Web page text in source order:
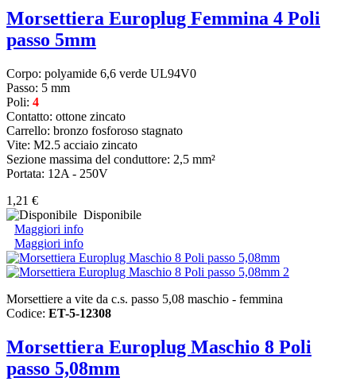
Morsettiera Europlug Femmina 4 Poli
passo 5mm
Corpo: polyamide 6,6 verde UL94V0
Passo: 5 mm
Poli: 4
Contatto: ottone zincato
Carrello: bronzo fosforoso stagnato
Vite: M2.5 acciaio zincato
Sezione massima del conduttore: 2,5 mm²
Portata: 12A - 250V
1,21 €
Disponibile
Maggiori info
Maggiori info
Morsettiere a vite da c.s. passo 5,08 maschio - femmina
Codice: ET-5-12308
Morsettiera Europlug Maschio 8 Poli
passo 5,08mm